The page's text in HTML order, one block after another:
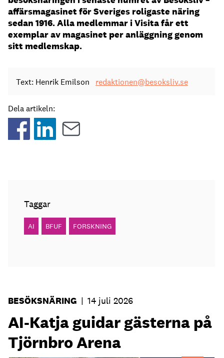
affärsmagasinet för Sveriges roligaste näring
sedan 1916. Alla medlemmar i Visita får ett
exemplar av magasinet per anläggning genom
sitt medlemskap.
Text: Henrik Emilson redaktionen@besoksliv.se
Dela artikeln:
Taggar
AI BFUF FORSKNING
BESÖKSNÄRING | 14 juli 2026
AI-Katja guidar gästerna på
Tjörnbro Arena